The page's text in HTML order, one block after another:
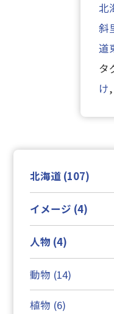
北
斜
道
タ
け,
北海道 (107)
イメージ (4)
人物 (4)
動物 (14)
植物 (6)